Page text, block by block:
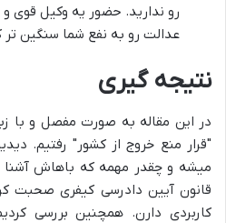
رو ندارید. حضور یه وکیل قوی و
عدالت رو به نفع شما سنگین تر
نتیجه گیری
در این مقاله به صورت مفصل و با
"قرار منع خروج از کشور" رفتیم.
میشه و چقدر مهمه که باهاش آشنا
قانون آیین دادرسی کیفری صحبت
کاربردی دارن. همچنین بررسی